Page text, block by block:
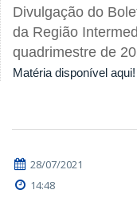
Divulgação do
da Região
quadrimestre de
Matéria disponível aqui!
28/07/2021
14:48